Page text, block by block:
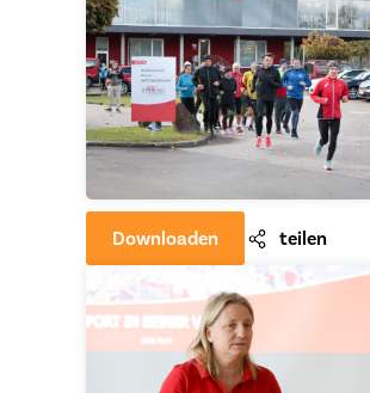
Downloaden teilen